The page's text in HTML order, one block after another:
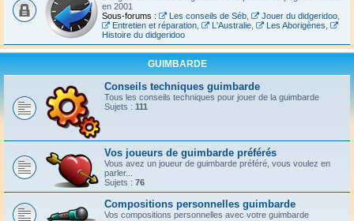
en 2001
Sous-forums :
Les conseils de Séb, Jouer du didgeridoo,
Entretien et réparation, L'Australie, Les Aborigènes
Histoire du didgeridoo
GUIMBARDE
Conseils techniques guimbarde
Tous les conseils techniques pour jouer de la guimbarde
Sujets : 111
Vos joueurs de guimbarde préférés
Vous avez un joueur de guimbarde préféré, vous voulez en
parler...
Sujets : 76
Compositions personnelles guimbarde
Vos compositions personnelles avec votre guimbarde